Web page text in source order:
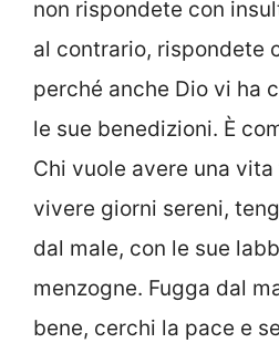
non rispondete con
al contrario, rispondete
perché anche Dio vi ha
le sue benedizioni. È
Chi vuole avere una
vivere giorni sereni,
dal male, con le sue
menzogne. Fugga dal
bene, cerchi la pace e